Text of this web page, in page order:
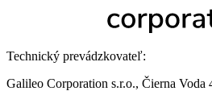
Technický prevádzkovateľ:
Galileo Corporation s.r.o., Čierna Voda